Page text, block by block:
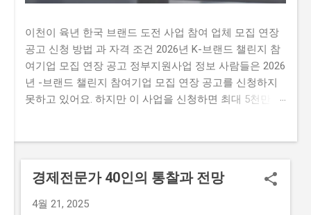
이천이 육년 한국 브랜드 도전 사업 참여 업체 모집 연장
공고 신청 방법 과 자격 조건 2026년 K-브랜드 챌린지 참
여기업 모집 연장 공고 정부지원사업 정보 사람들은 2026
년 -브랜드 챌린지 참여기업 모집 연장 공고를 신청하지
못하고 있어요. 하지만 이 사업을 신청하면 최대 5천만 원
롭다는 생각이 많이 있습니다. 둘째, 지원금액이 많지 않
아 실질적인 도움이 되지 않을 것이라는 생각이 있습니다.
경제전문가 40인의 통찰과 전망
4월 21, 2025